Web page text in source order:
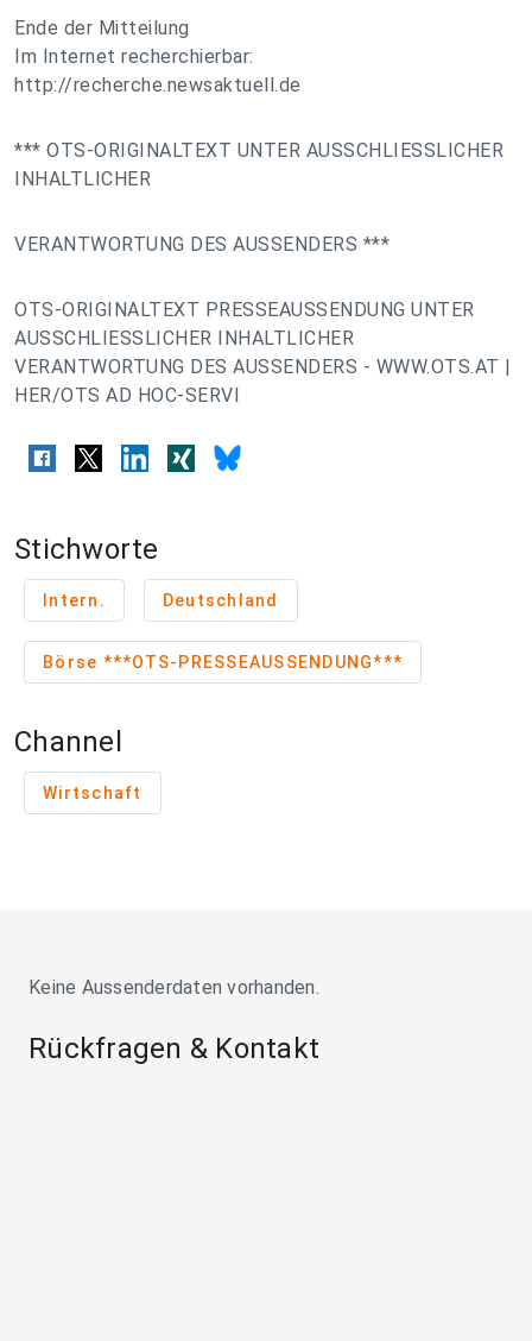
Ende der Mitteilung
Im Internet recherchierbar:
http://recherche.newsaktuell.de
*** OTS-ORIGINALTEXT UNTER AUSSCHLIESSLICHER
INHALTLICHER
VERANTWORTUNG DES AUSSENDERS ***
OTS-ORIGINALTEXT PRESSEAUSSENDUNG UNTER
AUSSCHLIESSLICHER INHALTLICHER
VERANTWORTUNG DES AUSSENDERS - WWW.OTS.AT |
HER/OTS AD HOC-SERVI
Stichworte
Intern. Deutschland
Börse ***OTS-PRESSEAUSSENDUNG***
Channel
Wirtschaft
Keine Aussenderdaten vorhanden.
Rückfragen & Kontakt